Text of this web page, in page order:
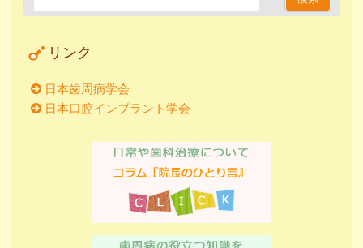
リンク
日本歯周病学会
日本口腔インプラント学会